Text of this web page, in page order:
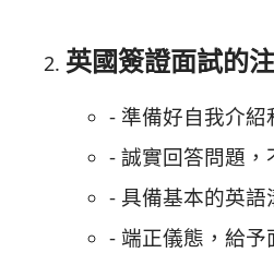
英國簽證面試的
- 準備好自我介
- 誠實回答問題
- 具備基本的英語
- 端正儀態，給